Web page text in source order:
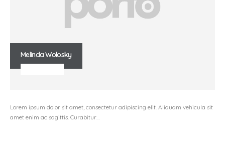
Melinda Wolosky
Lorem ipsum dolor sit amet, consectetur adipiscing elit. Aliquam vehicula sit
amet enim ac sagittis. Curabitur…